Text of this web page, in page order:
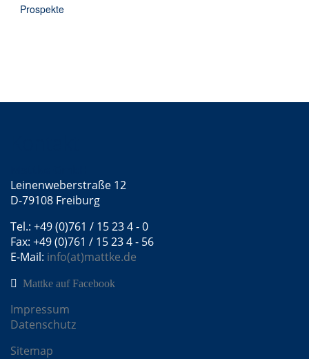
Prospekte
Leinenweberstraße 12
D-79108 Freiburg
Tel.: +49 (0)761 / 15 23 4 - 0
Fax: +49 (0)761 / 15 23 4 - 56
E-Mail: info(at)mattke.de
Mattke auf Facebook
Impressum
Datenschutz
Sitemap